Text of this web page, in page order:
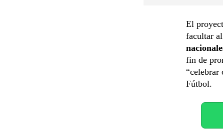
El
facultar
fin de
“celebrar
Fútbol.